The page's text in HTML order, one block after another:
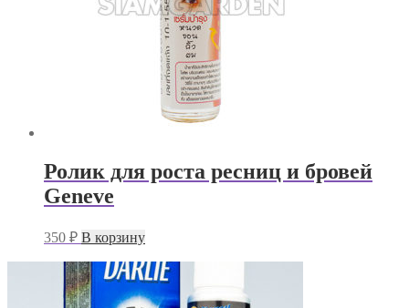
Ролик для роста ресниц и бровей
Geneve
350 ₽ В корзину